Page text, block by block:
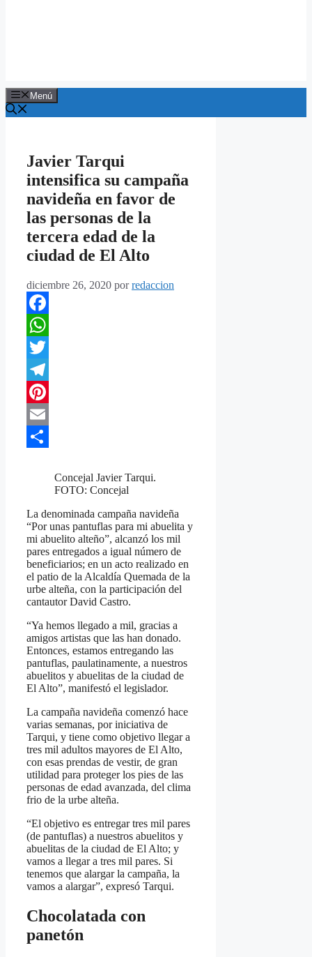
Menú
Javier Tarqui
intensifica su campaña
navideña en favor de
las personas de la
tercera edad de la
ciudad de El Alto
diciembre 26, 2020 porredaccion
Facebook
WhatsApp
Twitter
Telegram
Pinterest
Email
Concejal Javier Tarqui.
FOTO: Concejal
La denominada campaña navideña
“Por unas pantuflas para mi abuelita y
mi abuelito alteño”, alcanzó los mil
pares entregados a igual número de
beneficiarios; en un acto realizado en
el patio de la Alcaldía Quemada de la
urbe alteña, con la participación del
cantautor David Castro.
“Ya hemos llegado a mil, gracias a
amigos artistas que las han donado.
Entonces, estamos entregando las
pantuflas, paulatinamente, a nuestros
abuelitos y abuelitas de la ciudad de
El Alto”, manifestó el legislador.
La campaña navideña comenzó hace
varias semanas, por iniciativa de
Tarqui, y tiene como objetivo llegar a
tres mil adultos mayores de El Alto,
con esas prendas de vestir, de gran
utilidad para proteger los pies de las
personas de edad avanzada, del clima
frio de la urbe alteña.
“El objetivo es entregar tres mil pares
(de pantuflas) a nuestros abuelitos y
abuelitas de la ciudad de El Alto; y
vamos a llegar a tres mil pares. Si
tenemos que alargar la campaña, la
vamos a alargar”, expresó Tarqui.
Chocolatada con
panetón